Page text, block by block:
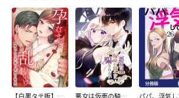
【白黒タテ版】孕むまで乱れいけ～身代わり花嫁と軍服の猛愛
悪女は仮面の騎士に騙されない